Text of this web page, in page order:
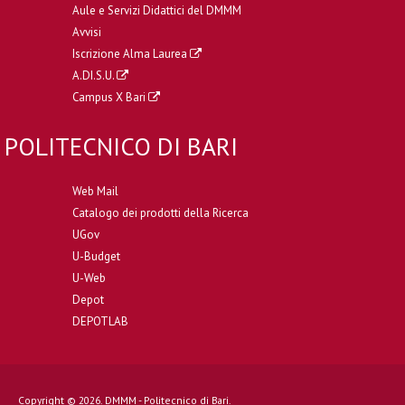
Aule e Servizi Didattici del DMMM
Avvisi
Iscrizione Alma Laurea
A.DI.S.U.
Campus X Bari
POLITECNICO DI BARI
Web Mail
Catalogo dei prodotti della Ricerca
UGov
U-Budget
U-Web
Depot
DEPOTLAB
Copyright © 2026. DMMM - Politecnico di Bari.